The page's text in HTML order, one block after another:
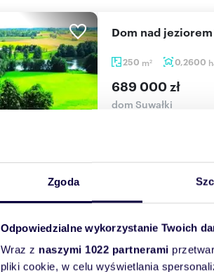
Zgoda
Odpowiedzialne wykorzystanie Twoich
Wraz z naszymi 1022 partnerami
pliki cookie, w celu wyświetlania
250 m2 0,2600
Dom nad
689 000 zł
dom Suwałki
DOM Z WIDOKIEM